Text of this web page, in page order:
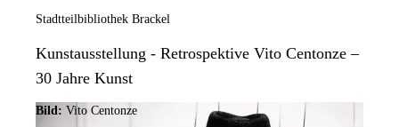
Stadtteilbibliothek Brackel
Kunstausstellung - Retrospektive Vito Centonze –
30 Jahre Kunst
Bild: Vito Centonze